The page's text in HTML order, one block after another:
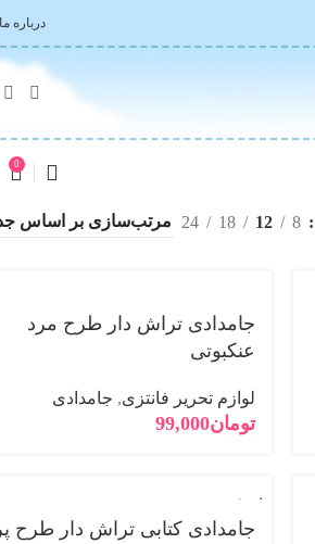
درباره ما
0
8
12
18
24
جامدادی تراش دار طرح مرد
عنکبوتی
لوازم تحریر فانتزی, جامدادی
تومان99,000
فروخته
شده
جامدادی کتابی تراش دار طرح